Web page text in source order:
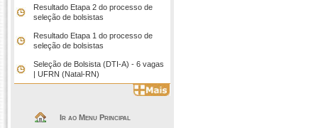
Resultado Etapa 2 do processo de
seleção de bolsistas
Resultado Etapa 1 do processo de
seleção de bolsistas
Seleção de Bolsista (DTI-A) - 6 vagas
| UFRN (Natal-RN)
Ir ao Menu Principal